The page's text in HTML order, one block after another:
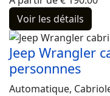
Voir les détails
Jeep Wrangler
personnnes
Automatique,